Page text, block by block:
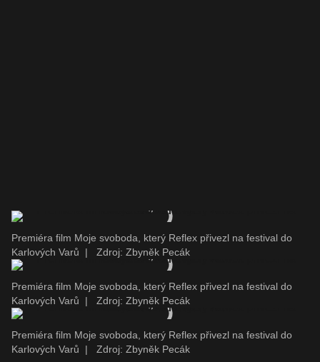
Premiéra film Moje svoboda, který Reflex přivezl na festival do
Karlových Varů
| Zdroj: Zbyněk Pecák
Premiéra film Moje svoboda, který Reflex přivezl na festival do
Karlových Varů
| Zdroj: Zbyněk Pecák
Premiéra film Moje svoboda, který Reflex přivezl na festival do
Karlových Varů
| Zdroj: Zbyněk Pecák